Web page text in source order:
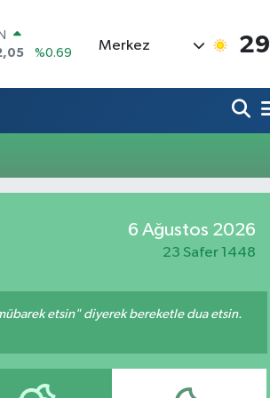
%0.69
%0.06
%0.32
Merkez 29
6 Ağustos 2026
23 Safer 1448
etsin" diyerek bereketle dua etsin.